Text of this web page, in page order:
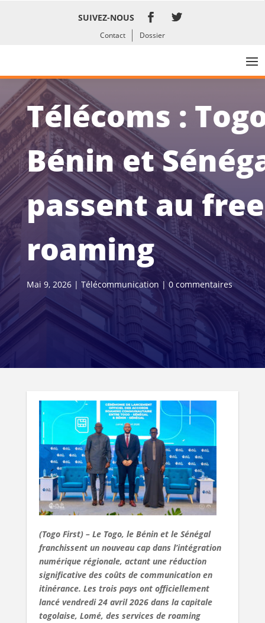
SUIVEZ-NOUS
Contact Dossier
Télécoms :
Bénin et
passent au free
roaming
Mai 9, 2026| Télécommunication | 0 commentaires
(Togo First) – Le Togo, le Bénin et le Sénégal
franchissent un nouveau cap dans l’intégration
numérique régionale, actant une réduction
significative des coûts de communication en
itinérance. Les trois pays ont officiellement
lancé vendredi 24 avril 2026 dans la capitale
togolaise, Lomé, des services de roaming